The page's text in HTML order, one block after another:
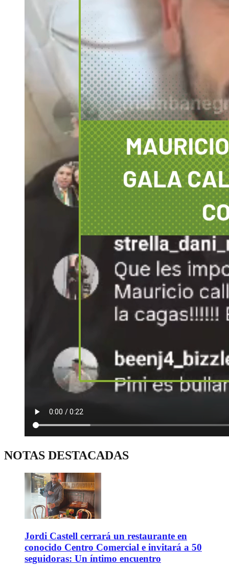
NOTAS DESTACADAS
Jordi Castell cerrará un restaurante en
conocido Centro Comercial e invitará a 50
seguidoras: Un íntimo encuentro